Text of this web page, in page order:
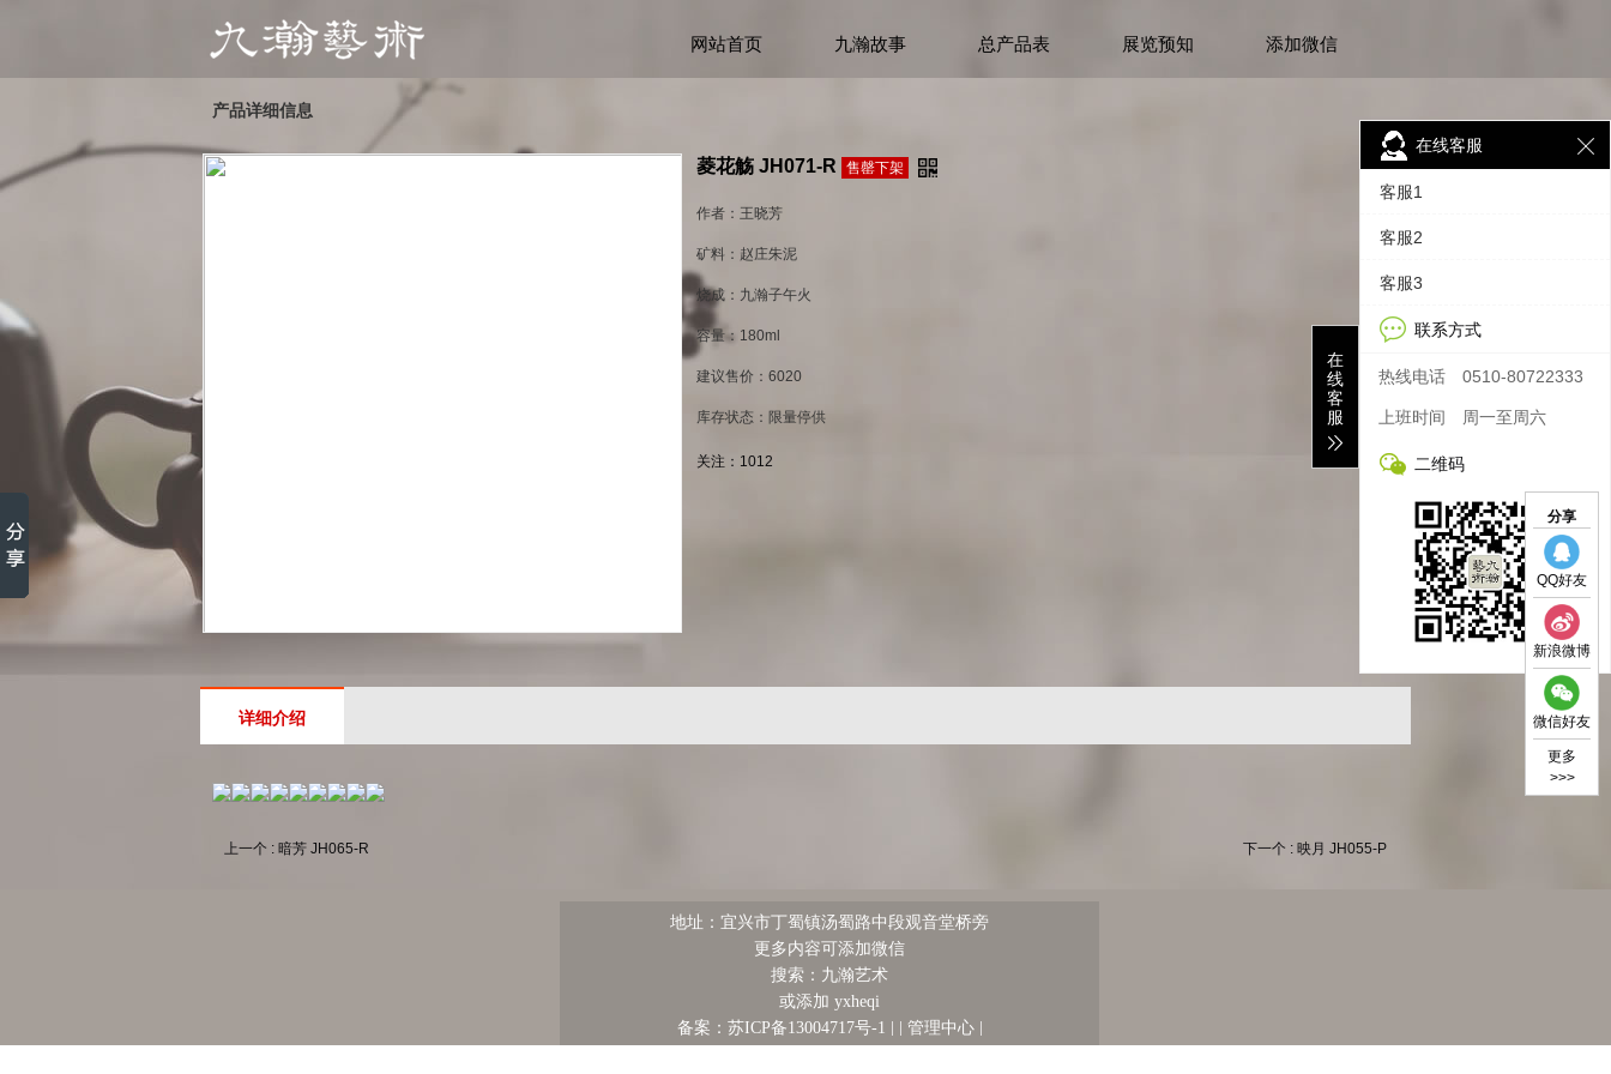
网站首页 九瀚故事 总产品表 展览预知 添加微信
产品详细信息
菱花觞 JH071-R 售罄下架
作者：王晓芳
矿料：赵庄朱泥
烧成：九瀚子午火
容量：180ml
建议售价：6020
库存状态：限量停供
关注： 1012
详细介绍
上一个 : 暗芳 JH065-R 下一个 : 映月 JH055-P
分享
QQ好友
新浪微博
微信好友
更多
>>>
地址：宜兴市丁蜀镇汤蜀路中段观音堂桥旁
更多内容可添加微信
搜索：九瀚艺术
或添加 yxheqi
备案：苏ICP备13004717号-1 |
管理中心|
在线客服
客服1
客服2
客服3
联系方式
热线电话 0510-80722333
上班时间 周一至周六
二维码
在
线
客
服